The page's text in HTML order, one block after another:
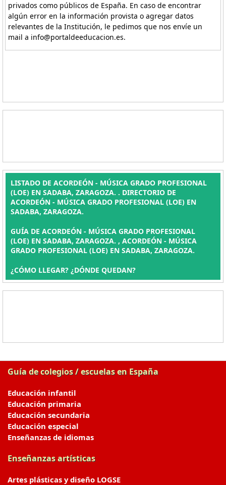
privados como públicos de España. En caso de encontrar
algún error en la información provista o agregar datos
relevantes de la Institución, le pedimos que nos envíe un
mail a info@portaldeeducacion.es.
LISTADO DE ACORDEÓN - MÚSICA GRADO PROFESIONAL
(LOE) EN SADABA, ZARAGOZA. . DIRECTORIO DE
ACORDEÓN - MÚSICA GRADO PROFESIONAL (LOE) EN
SADABA, ZARAGOZA.
GUÍA DE ACORDEÓN - MÚSICA GRADO PROFESIONAL
(LOE) EN SADABA, ZARAGOZA. , ACORDEÓN - MÚSICA
GRADO PROFESIONAL (LOE) EN SADABA, ZARAGOZA.
¿CÓMO LLEGAR? ¿DÓNDE QUEDAN?
Guía de colegios / escuelas en España
Educación infantil
Educación primaria
Educación secundaria
Educación especial
Enseñanzas de idiomas
Enseñanzas artísticas
Artes plásticas y diseño LOGSE